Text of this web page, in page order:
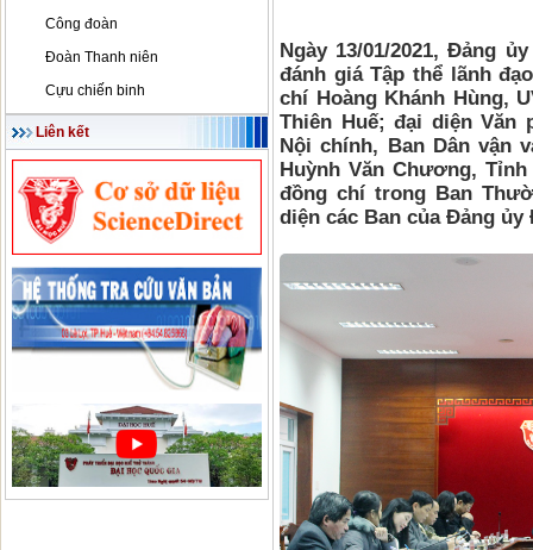
Công đoàn
Đoàn Thanh niên
Cựu chiến binh
Liên kết
Ngày 13/01/2021, Đảng
đánh giá Tập thể lãnh
chí Hoàng Khánh Hùng,
Thiên Huế; đại diện Văn
Nội chính, Ban Dân vận
Huỳnh Văn Chương,
đồng chí trong Ban
diện các Ban của Đảng ủy